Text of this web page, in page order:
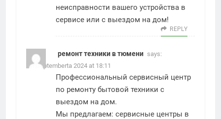
неисправности вашего устройства в
сервисе или с выездом на дом!
REPLY
ремонт техники в тюмени says:
30. Septemberta 2024 at 18:11
Профессиональный сервисный центр
по ремонту бытовой техники с
выездом на дом.
Мы предлагаем: сервисные центры в